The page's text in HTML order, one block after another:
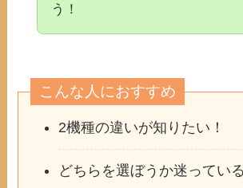
う！
こんな人におすすめ
2機種の違いが知りたい！
どちらを選ぼうか迷っている